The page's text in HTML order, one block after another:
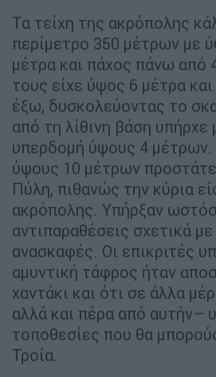
Τα τείχη της ακρόπολης
περίμετρο 350 μέτρων με
μέτρα και πάχος πάνω από
τους είχε ύψος 6 μέτρα
έξω, δυσκολεύοντας το
από τη λίθινη βάση υπήρχε
υπερδομή ύψους 4 μέτρων.
ύψους 10 μέτρων
Πύλη, πιθανώς την κύρια
ακρόπολης. Υπήρξαν
αντιπαραθέσεις σχετικά
ανασκαφές. Οι επικριτές
αμυντική τάφρος ήταν
χαντάκι και ότι σε άλλα
αλλά και πέρα από αυτήν–
τοποθεσίες που θα
Τροία.